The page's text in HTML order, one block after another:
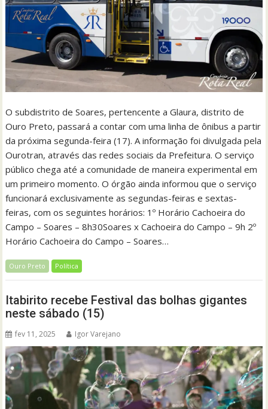
O subdistrito de Soares, pertencente a Glaura, distrito de
Ouro Preto, passará a contar com uma linha de ônibus a partir
da próxima segunda-feira (17). A informação foi divulgada pela
Ourotran, através das redes sociais da Prefeitura. O serviço
público chega até a comunidade de maneira experimental em
um primeiro momento. O órgão ainda informou que o serviço
funcionará exclusivamente as segundas-feiras e sextas-
feiras, com os seguintes horários: 1º Horário Cachoeira do
Campo – Soares – 8h30Soares x Cachoeira do Campo – 9h 2º
Horário Cachoeira do Campo – Soares…
Ouro Preto Política
Itabirito recebe Festival das bolhas gigantes
neste sábado (15)
fev 11, 2025 Igor Varejano